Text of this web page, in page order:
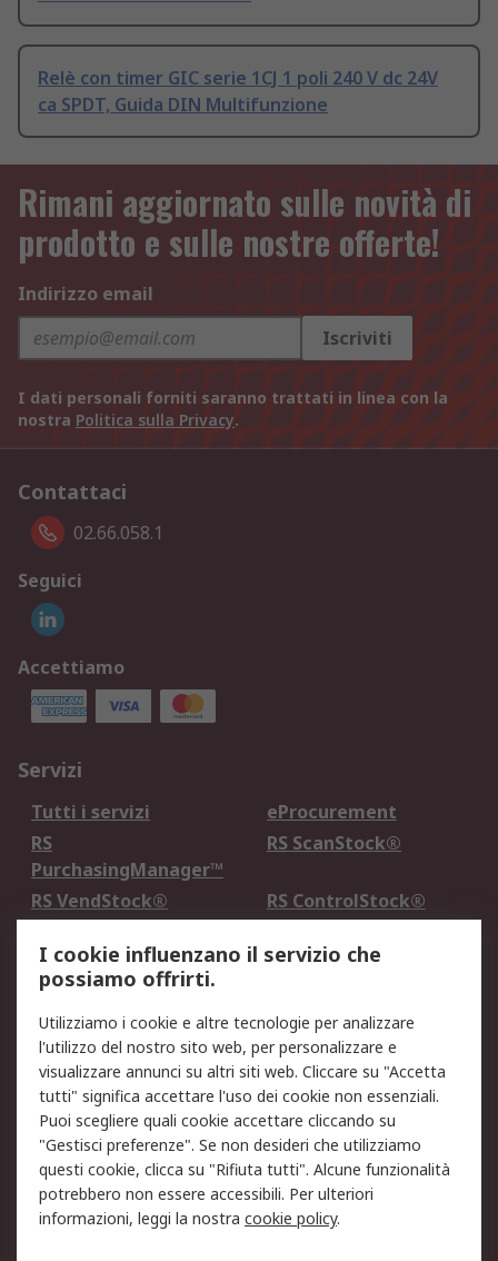
Relè con timer GIC serie 1CJ 1 poli 240 V dc 24V
ca SPDT, Guida DIN Multifunzione
Rimani aggiornato sulle novità di
prodotto e sulle nostre offerte!
Indirizzo email
Iscriviti
I dati personali forniti saranno trattati in linea con la
nostra Politica sulla Privacy.
Contattaci
02.66.058.1
Seguici
Accettiamo
Servizi
Tutti i servizi
eProcurement
RS
PurchasingManager™
RS ScanStock®
RS VendStock®
RS ControlStock®
Legale
Informativa Cookie
Informativa Privacy -
Aggiornata
Email Security
Termini d'uso
Condizioni di vendita
Condizioni generali di
servizio
Etica e responsabilità
Chi Siamo
I cookie influenzano il servizio che
possiamo offrirti.
Utilizziamo i cookie e altre tecnologie per analizzare
l'utilizzo del nostro sito web, per personalizzare e
visualizzare annunci su altri siti web. Cliccare su "Accetta
tutti" significa accettare l'uso dei cookie non essenziali.
Puoi scegliere quali cookie accettare cliccando su
"Gestisci preferenze". Se non desideri che utilizziamo
questi cookie, clicca su "Rifiuta tutti". Alcune funzionalità
potrebbero non essere accessibili. Per ulteriori
informazioni, leggi la nostra cookie policy.